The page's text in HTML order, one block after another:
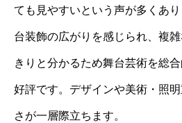
ても見やすいという声が多くあ
台装飾の広がりを感じられ、複
きりと分かるため舞台芸術を総
好評です。デザインや美術・照
さが一層際立ちます。